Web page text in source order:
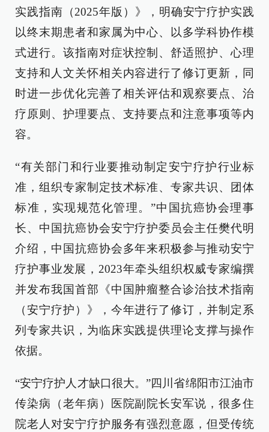
实践指南（2025年版）》，明确安宁疗护实践
以终末期患者和家属为中心、以多学科协作模
式进行。该指南对症状控制、舒适照护、心理
支持和人文关怀相关内容进行了修订更新，同
时进一步优化完善了相关评估和观察要点、治
疗原则、护理要点、支持要点和注意事项等内
容。
“有关部门和行业要推动制定安宁疗护行业标
准，组织专家制定技术标准、专家共识、团体
标准，实现规范化管理。”中国抗癌协会理事
长、中国抗癌协会安宁疗护委员会主任樊代明
介绍，中国抗癌协会多年来积极参与推动安宁
疗护事业发展，2023年牵头组织权威专家编撰
并发布我国首部《中国肿瘤整合诊治技术指南
（安宁疗护）》，今年进行了修订，并制定系
列专家共识，为临床实践提供理论支撑与操作
依据。
“安宁疗护人才缺口很大。”四川省绵阳市江油市
传染病（老年病）医院副院长安军说，很多住
院老人对安宁疗护服务有强烈意愿，但受传统